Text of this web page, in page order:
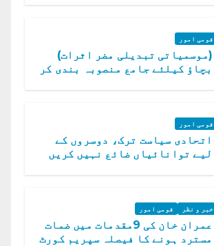
قومی امور
(موسمیاتی تبدیلی مضر اثرات)
بچاؤ کیلئے جامع منصوبہ بندی کر
قومی امور
اتحادی سیاست ترک، دوسروں کے
لیے توانائیاں ضائع نہیں کریں
خبر و نظر قومی امور
عمران خان کی 9مقدمات میں ضمات
مسترد ہونے کا فیصلہ سپریم کورٹ